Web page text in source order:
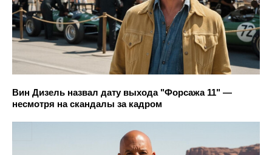
Вин Дизель назвал дату выхода "Форсажа 11" —
несмотря на скандалы за кадром